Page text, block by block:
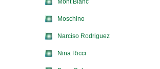
Mont Blanc
Moschino
Narciso Rodriguez
Nina Ricci